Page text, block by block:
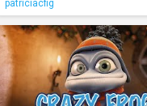
patriciacfig